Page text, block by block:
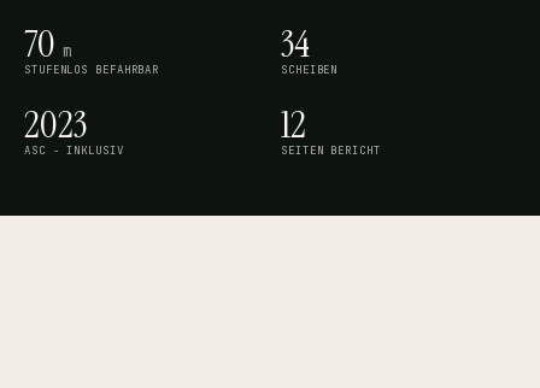
70 m
STUFENLOS BEFAHRBAR
34
SCHEIBEN
2023
ASC - INKLUSIV
12
SEITEN BERICHT